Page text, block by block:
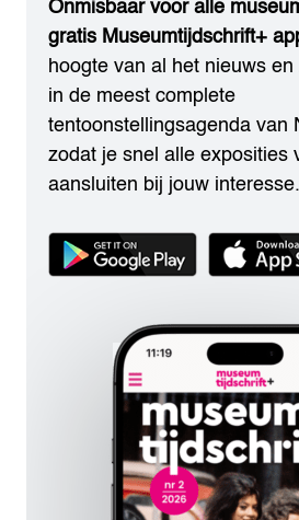
Onmisbaar voor alle
gratis Museumtijdschrift+
hoogte van al het nieuws
in de meest complete
tentoonstellingsagenda van
zodat je snel alle exposities
aansluiten bij jouw interesse.